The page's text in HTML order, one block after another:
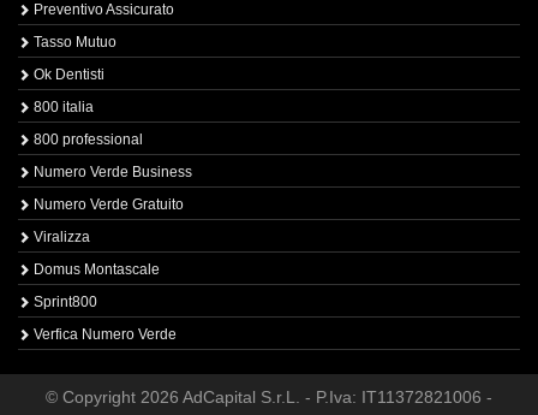
Preventivo Assicurato
Tasso Mutuo
Ok Dentisti
800 italia
800 professional
Numero Verde Business
Numero Verde Gratuito
Viralizza
Domus Montascale
Sprint800
Verfica Numero Verde
© Copyright 2026 AdCapital S.r.L. - P.Iva: IT11372821006 -